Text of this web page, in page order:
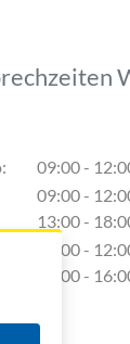
09:00 -
09:00 -
13:00 -
09:00 -
13:00 -